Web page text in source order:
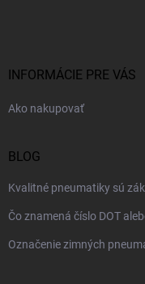
INFORMÁCIE PRE VÁS
Ako nakupovať
BLOG
Kvalitné pneumatiky sú
Čo znamená číslo DOT
Označenie zimných